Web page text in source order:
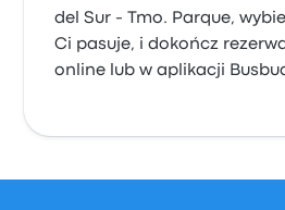
del Sur - Tmo. Parque,
Ci pasuje, i dokończ
online lub w aplikacji